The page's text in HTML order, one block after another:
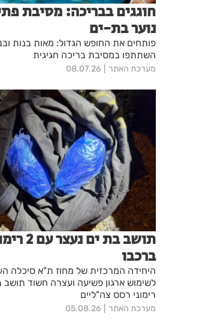
חוגגים בבריכה: מסיבת
נוער בת-ים
פותחים את החופש הגדול: מאות בנות
השתתפו במסיבת בריכה חגיגית
מערכת האתר 08.07.26
תושב בת
ברכבו
היחידה המרכזית של מחוז ת"א סיכלה
רימוני רסס צה"ליים
מערכת האתר 05.08.26